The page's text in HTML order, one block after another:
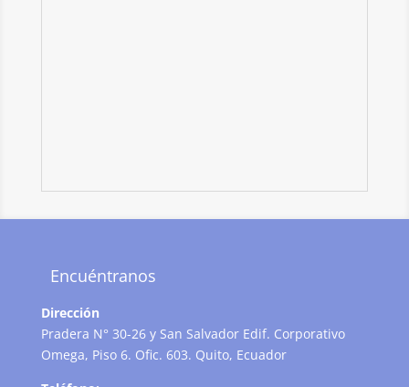
Encuéntranos
Dirección
Pradera N° 30-26 y San Salvador Edif. Corporativo
Omega, Piso 6. Ofic. 603. Quito, Ecuador